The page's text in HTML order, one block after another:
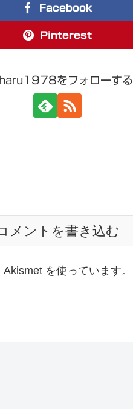
Facebook
Pinterest
をフォローする
メントを書き込む
を使っています。